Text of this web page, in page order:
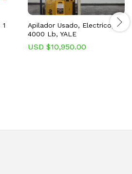
Apilador Usado, Electrico,
4000 Lb, YALE
USD $10,950.00